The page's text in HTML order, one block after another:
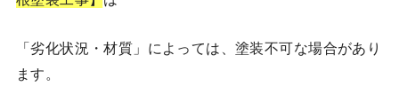
「劣化状況・材質」によっては、塗装不可な場合があり
ます。